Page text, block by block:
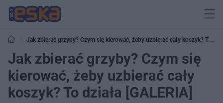
Jak zbierać grzyby? Czym się kierować, żeby uzbierać cały koszyk? To
działa [GALERIA]
Jak zbierać grzyby? Czym się
kierować, żeby uzbierać cały
koszyk? To działa [GALERIA]